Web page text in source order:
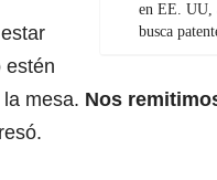
en EE. UU,
busca
estén
mesa. Nos